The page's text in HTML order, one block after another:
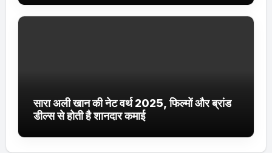
सारा अली खान की नेट वर्थ 2025, फिल्मों और ब्रांड
डील्स से होती है शानदार कमाई